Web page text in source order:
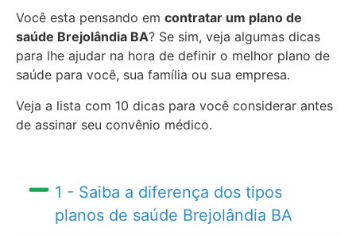
Você esta pensando em contratar um plano de
saúde Brejolândia BA? Se sim, veja algumas dicas
para lhe ajudar na hora de definir o melhor plano de
saúde para você, sua família ou sua empresa.
Veja a lista com 10 dicas para você considerar antes
de assinar seu convênio médico.
1 - Saiba a diferença dos tipos
planos de saúde Brejolândia BA